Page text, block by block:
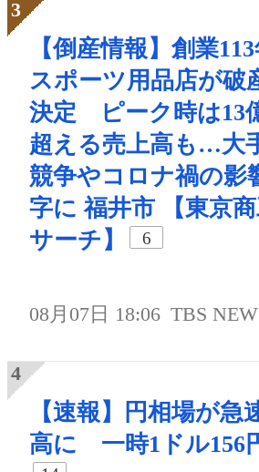
【倒産情報】創業
スポーツ用品店が破
決定 ピーク時は13
超える売上高も…大
競争やコロナ禍の影
字に 福井市 【東京商
サーチ】
6
08月07日 18:06 TBS
【速報】円相場が急
高に 一時1ドル156